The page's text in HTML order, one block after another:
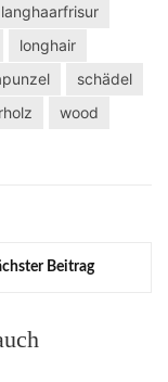
langhaarfrisur
longhair
schädel
wood
Beitrag